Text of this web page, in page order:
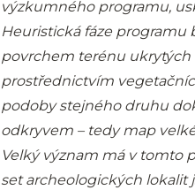
výzkumného programu,
Heuristická fáze
povrchem terénu
prostřednictvím
podoby stejného druhu
odkryvem – tedy map
Velký význam má v tomto
set archeologických lokalit